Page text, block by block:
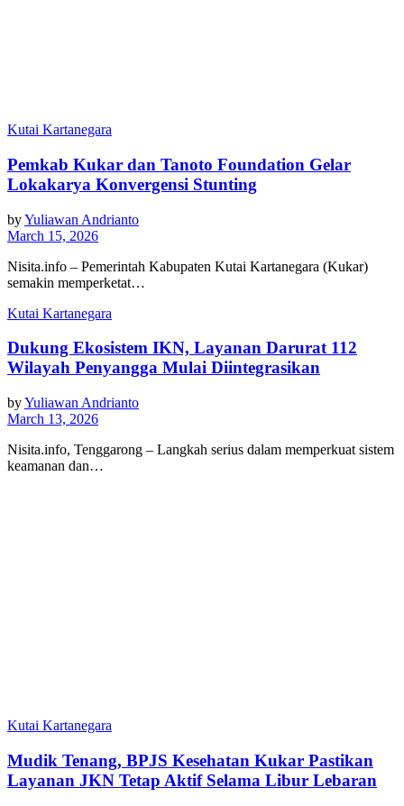
Kutai Kartanegara
Pemkab Kukar dan Tanoto Foundation Gelar
Lokakarya Konvergensi Stunting
byYuliawan Andrianto
March 15, 2026
Nisita.info – Pemerintah Kabupaten Kutai Kartanegara (Kukar)
semakin memperketat…
Kutai Kartanegara
Dukung Ekosistem IKN, Layanan Darurat 112
Wilayah Penyangga Mulai Diintegrasikan
byYuliawan Andrianto
March 13, 2026
Nisita.info, Tenggarong – Langkah serius dalam memperkuat sistem
keamanan dan…
Kutai Kartanegara
Mudik Tenang, BPJS Kesehatan Kukar Pastikan
Layanan JKN Tetap Aktif Selama Libur Lebaran